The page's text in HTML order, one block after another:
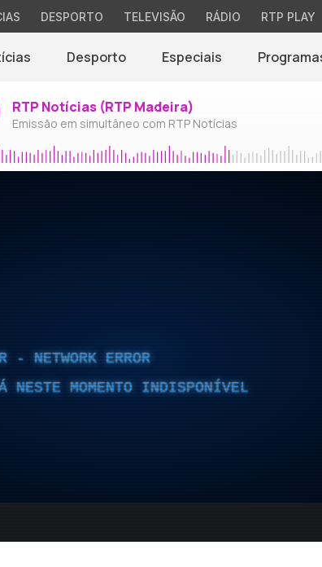
DESPORTO TELEVISÃO RÁDIO RTP PLAY
Desporto Especiais
RTP Notícias (RTP Madeira)
Emissão em simultâneo com RTP Notícias
- NETWORK ERROR
NESTE MOMENTO INDISPONÍVEL